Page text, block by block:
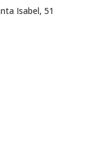
Isabel, 51